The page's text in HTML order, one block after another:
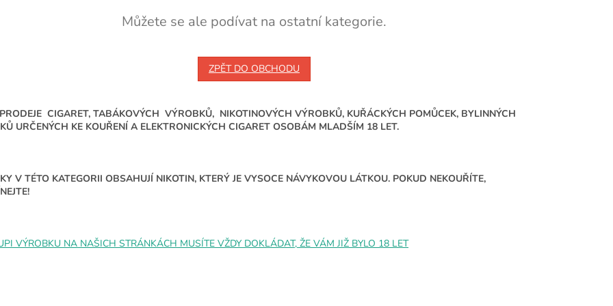
Můžete se ale podívat na ostatní kategorie.
ZPĚT DO OBCHODU
CIGARET, TABÁKOVÝCH VÝROBKŮ, NIKOTINOVÝCH VÝROBKŮ, KUŘÁCKÝCH POMŮCEK, BYLINNÝCH
URČENÝCH KE KOUŘENÍ A ELEKTRONICKÝCH CIGARET OSOBÁM MLADŠÍM 18 LET.
V TÉTO KATEGORII OBSAHUJÍ NIKOTIN, KTERÝ JE VYSOCE NÁVYKOVOU LÁTKOU. POKUD NEKOUŘÍTE,
VÝROBKU NA NAŠICH STRÁNKÁCH MUSÍTE VŽDY DOKLÁDAT, ŽE VÁM JIŽ BYLO 18 LET